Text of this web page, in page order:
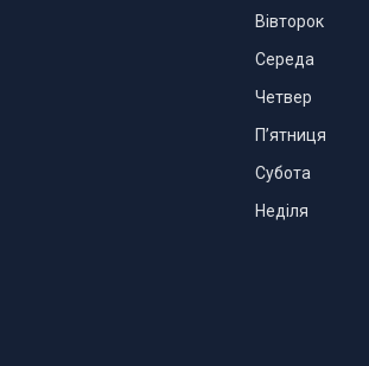
Вівторок
Середа
Четвер
Пʼятниця
Субота
Неділя